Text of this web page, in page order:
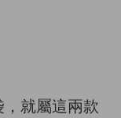
就屬這兩款